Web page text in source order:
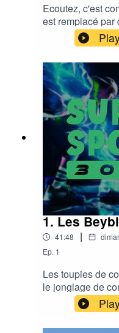
Ecoutez, c'est
est remplacé par
par du vélo,
ce que c'est Le
https://
Sundays by
1. Les
41:48 |
Ep. 1
Les toupies de
le jonglage de
raison !Le
https://
Sundays by